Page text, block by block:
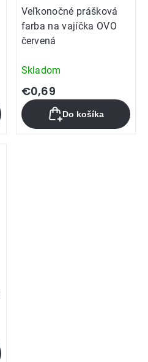
Veľkonočné prášková
farba na vajíčka OVO
červená
Skladom
€0,69
Do košíka